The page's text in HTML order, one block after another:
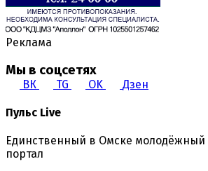
Реклама
Мы в соцсетях
ВК TG OK Дзен
Пульс Live
Единственный в Омске
портал